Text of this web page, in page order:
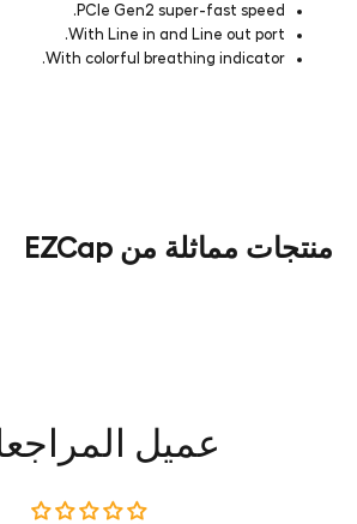
PCIe Gen2 super-fast speed.
With Line in and Line out port.
With colorful breathing indicator.
منتجات مماثلة من EZCap
عميل